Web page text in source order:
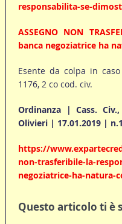
responsabilita-se-
ASSEGNO NON
banca negoziatrice ha
Esente da colpa in
1176, 2 co cod. civ.
Ordinanza | Cass.
Olivieri | 17.01.2019 |
https://
non-trasferibile-la-
negoziatrice-ha-natura-
Questo articolo ti è